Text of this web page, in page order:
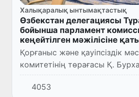
Халықаралық ынтымақтастық
Өзбекстан делегациясы
бойынша парламент
кеңейтілген мәжілісіне
Қорғаныс және қауіпсіздік
комитетінің төрағасы Қ.
басшылығындағы Олий
делегациясы Астанада
4053